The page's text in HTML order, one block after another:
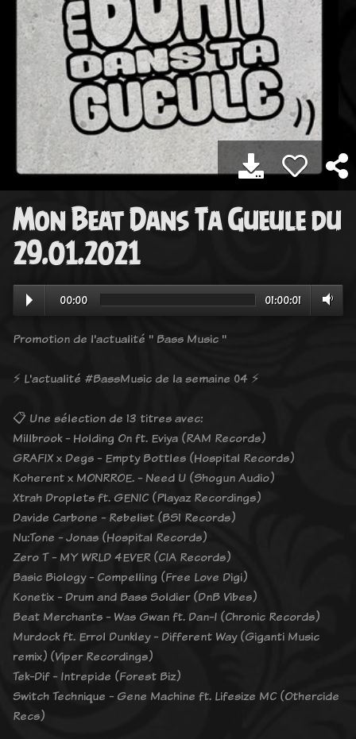
Mon Beat Dans Ta Gueule du
29.01.2021
00:00 01:00:01
Promotion de l'actualité " Bass Music "
⚡️ L'actualité #BassMusic de la semaine 04 ⚡️
📋 Une sélection de 13 titres avec:
Millbrook - Holding On ft. Eviya (RAM Records)
GRAFIX x Degs - Empty Bottles (Hospital Records)
Koherent x MONRROE. - Need U (Shogun Audio)
Xtrah Droplets ft. GENIC (Playaz Recordings)
Davide Carbone - Rebelist (BS1 Records)
Nu:Tone - Jonas (Hospital Records)
Zero T - MY WRLD 4EVER (CIA Records)
Basic Biology - Compelling (Free Love Digi)
Konetix - Drum and Bass Soldier (DnB Vibes)
Beat Merchants - Was Gwan ft. Dan-I (Chronic Records)
Murdock ft. Errol Dunkley - Different Way (Giganti Music
remix) (Viper Recordings)
Tek-Dif - Intrepide (Forest Biz)
Switch Technique - Gene Machine ft. Lifesize MC (Othercide
Recs)